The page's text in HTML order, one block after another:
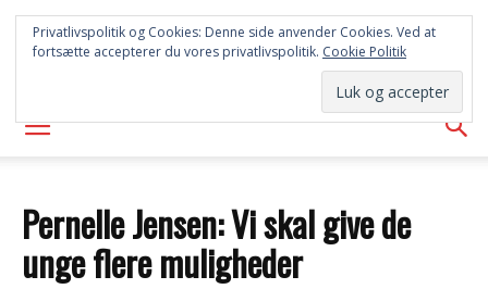
SYD
AVISEN
Pernelle Jensen: Vi skal give de
unge flere muligheder
Privatlivspolitik og Cookies: Denne side anvender Cookies. Ved at
fortsætte accepterer du vores privatlivspolitik. Cookie Politik